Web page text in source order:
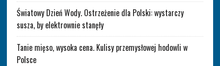
Światowy Dzień Wody. Ostrzeżenie dla Polski: wystarczy
susza, by elektrownie stanęły
Tanie mięso, wysoka cena. Kulisy przemysłowej hodowli w
Polsce